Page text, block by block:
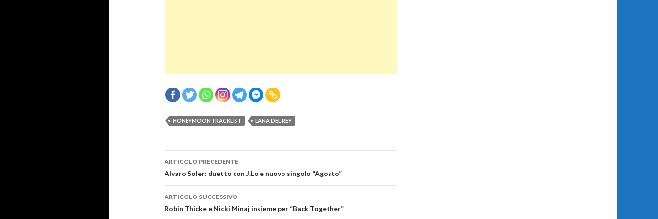
HONEYMOON TRACKLIST LANA DEL REY
Navigazione
articolo
ARTICOLO PRECEDENTE
Alvaro Soler: duetto con J.Lo e nuovo singolo “Agosto”
ARTICOLO SUCCESSIVO
Robin Thicke e Nicki Minaj insieme per “Back Together”